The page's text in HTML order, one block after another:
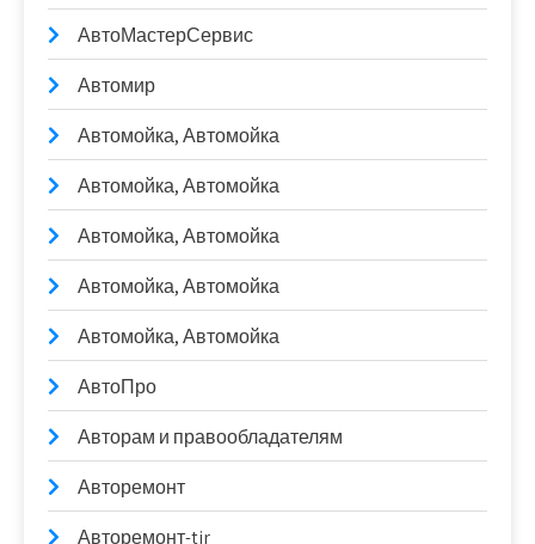
АвтоМастерСервис
Автомир
Автомойка, Автомойка
Автомойка, Автомойка
Автомойка, Автомойка
Автомойка, Автомойка
Автомойка, Автомойка
АвтоПро
Авторам и правообладателям
Авторемонт
Авторемонт-tir